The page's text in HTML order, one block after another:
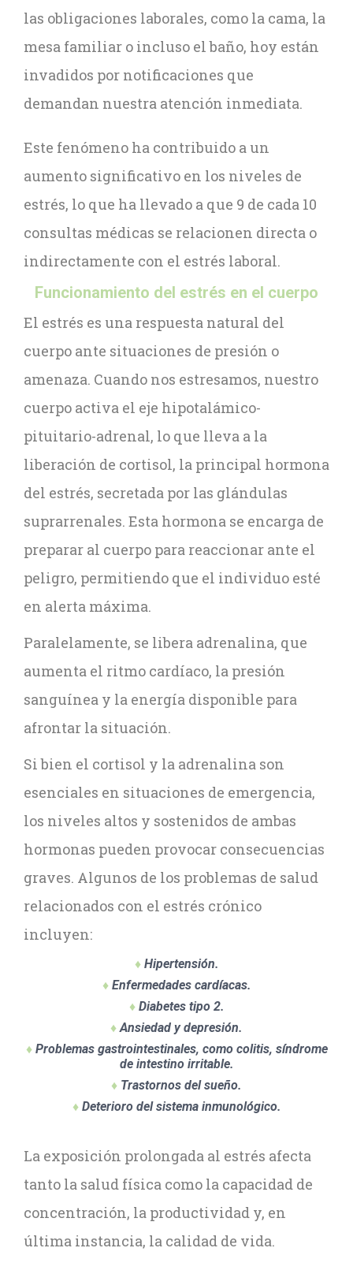
las obligaciones laborales, como la cama, la
mesa familiar o incluso el baño, hoy están
invadidos por notificaciones que
demandan nuestra atención inmediata.
Este fenómeno ha contribuido a un
aumento significativo en los niveles de
estrés, lo que ha llevado a que 9 de cada 10
consultas médicas se relacionen directa o
indirectamente con el estrés laboral.
Funcionamiento del estrés en el cuerpo
El estrés es una respuesta natural del
cuerpo ante situaciones de presión o
amenaza. Cuando nos estresamos, nuestro
cuerpo activa el eje hipotalámico-
pituitario-adrenal, lo que lleva a la
liberación de cortisol, la principal hormona
del estrés, secretada por las glándulas
suprarrenales. Esta hormona se encarga de
preparar al cuerpo para reaccionar ante el
peligro, permitiendo que el individuo esté
en alerta máxima.
Paralelamente, se libera adrenalina, que
aumenta el ritmo cardíaco, la presión
sanguínea y la energía disponible para
afrontar la situación.
Si bien el cortisol y la adrenalina son
esenciales en situaciones de emergencia,
los niveles altos y sostenidos de ambas
hormonas pueden provocar consecuencias
graves. Algunos de los problemas de salud
relacionados con el estrés crónico
incluyen:
♦Hipertensión.
♦ Enfermedades cardíacas.
♦ Diabetes tipo 2.
♦Ansiedad y depresión.
♦ Problemas gastrointestinales, como colitis, síndrome
de intestino irritable.
♦ Trastornos del sueño.
♦ Deterioro del sistema inmunológico.
La exposición prolongada al estrés afecta
tanto la salud física como la capacidad de
concentración, la productividad y, en
última instancia, la calidad de vida.